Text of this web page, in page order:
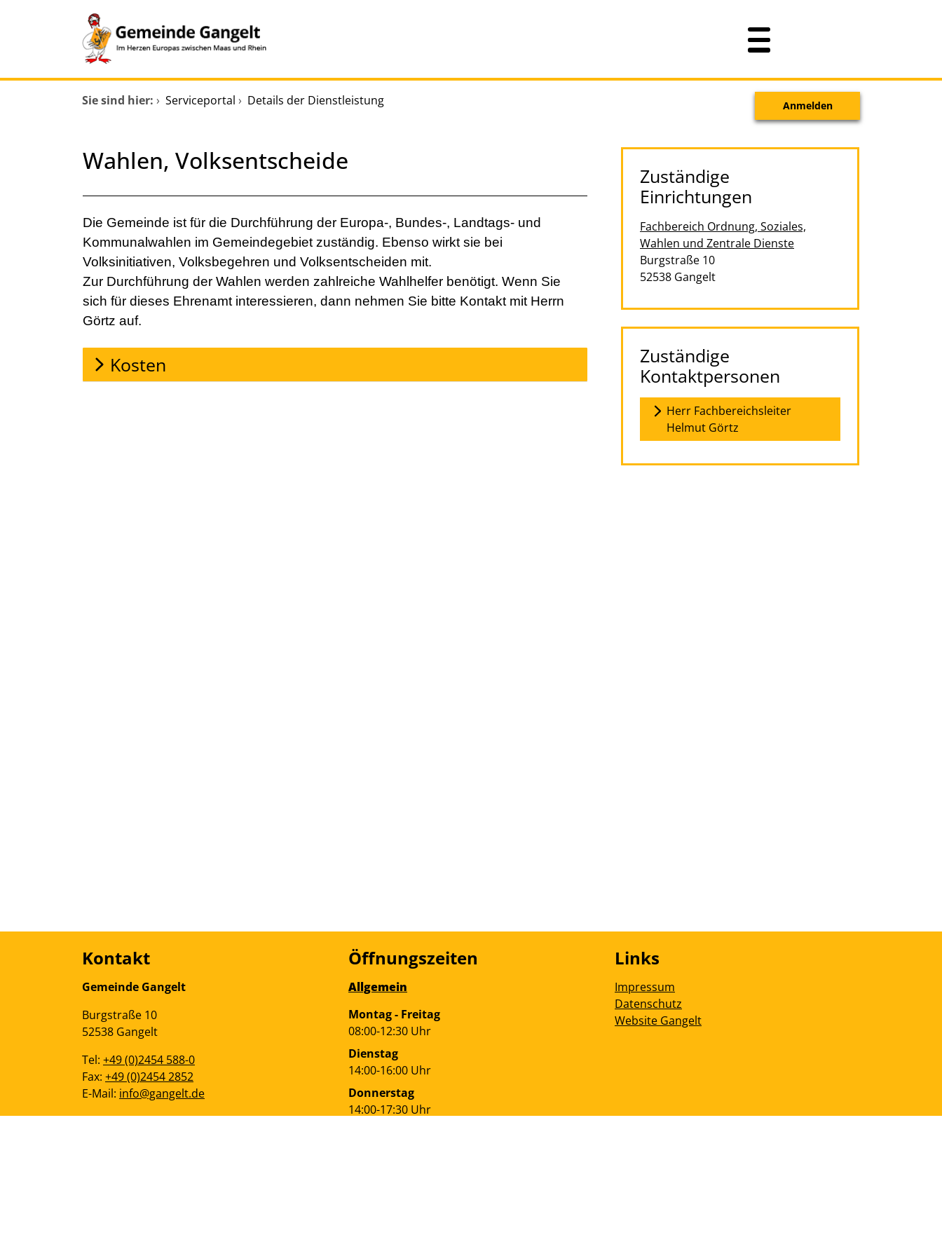
Zum Hauptinhalt springen
Startseite
Mitarbeitende A-Z
Verwaltungsübersicht
Sie sind hier: › Serviceportal › Details der Dienstleistung Anmelden
Wahlen, Volksentscheide
Kurzbeschreibung
Beschreibung
Die Gemeinde ist für die Durchführung der Europa-, Bundes-, Landtags- und
Kommunalwahlen im Gemeindegebiet zuständig. Ebenso wirkt sie bei
Volksinitiativen, Volksbegehren und Volksentscheiden mit.
Zur Durchführung der Wahlen werden zahlreiche Wahlhelfer benötigt. Wenn Sie
sich für dieses Ehrenamt interessieren, dann nehmen Sie bitte Kontakt mit Herrn
Görtz auf.
Kosten
Zuständige
Einrichtungen
Fachbereich Ordnung, Soziales,
Wahlen und Zentrale Dienste
Straße:
Burgstraße Hausnummer:
10
PLZ:
52538 Ort:
Gangelt
Zuständige
Kontaktpersonen
Herr Fachbereichsleiter
Helmut Görtz
Kontakt
Gemeinde Gangelt
Burgstraße 10
52538 Gangelt
Tel: +49 (0)2454 588-0
Fax: +49 (0)2454 2852
E-Mail: info@gangelt.de
Öffnungszeiten
Allgemein
Montag - Freitag
08:00-12:30 Uhr
Dienstag
14:00-16:00 Uhr
Donnerstag
14:00-17:30 Uhr
Links
Impressum
Datenschutz
Website Gangelt